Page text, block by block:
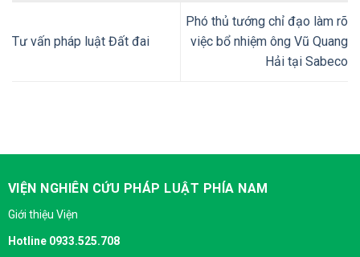
Tư vấn pháp luật Đất đai
Phó thủ tướng chỉ đạo làm rõ
việc bổ nhiệm ông Vũ Quang
Hải tại Sabeco
VIỆN NGHIÊN CỨU PHÁP LUẬT PHÍA NAM
Giới thiệu Viện
Hotline 0933.525.708